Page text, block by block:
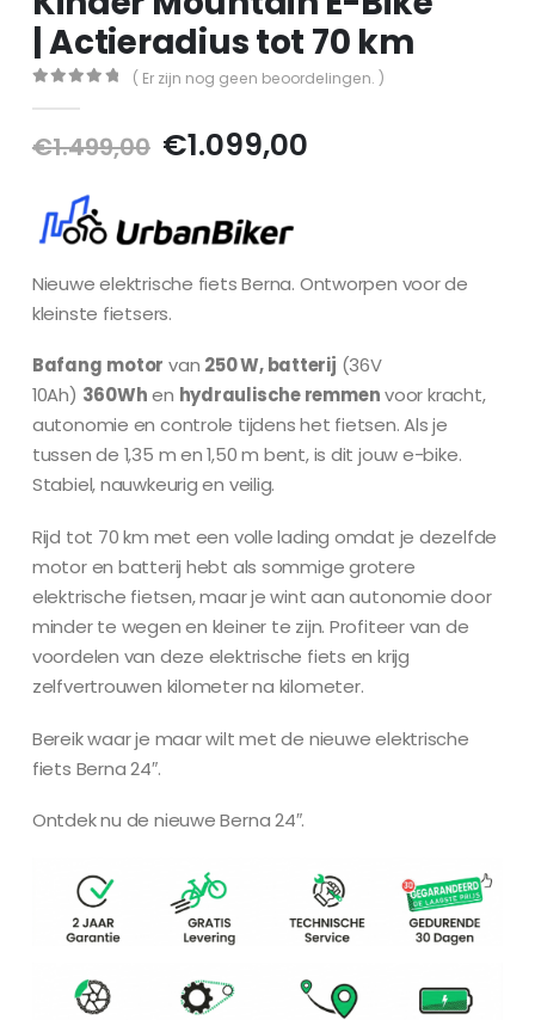
| Actieradius tot 70 km
( Er zijn nog geen beoordelingen. )
€1.499,00 Oorspronkelijke
€1.499,00.
€1.099,00
Nieuwe elektrische fiets Berna. Ontworpen voor de
kleinste fietsers.
Bafang motor van 250 W, batterij (36V
10Ah) 360When hydraulische remmenvoor kracht,
autonomie en controle tijdens het fietsen. Als je
tussen de 1,35 m en 1,50 m bent, is dit jouw e-bike.
Stabiel, nauwkeurig en veilig.
Rijd tot 70 km met een volle lading omdat je dezelfde
motor en batterij hebt als sommige grotere
elektrische fietsen, maar je wint aan autonomie door
minder te wegen en kleiner te zijn. Profiteer van de
voordelen van deze elektrische fiets en krijg
zelfvertrouwen kilometer na kilometer.
Bereik waar je maar wilt met de nieuwe elektrische
fiets Berna 24″.
Ontdek nu de nieuwe Berna 24″.